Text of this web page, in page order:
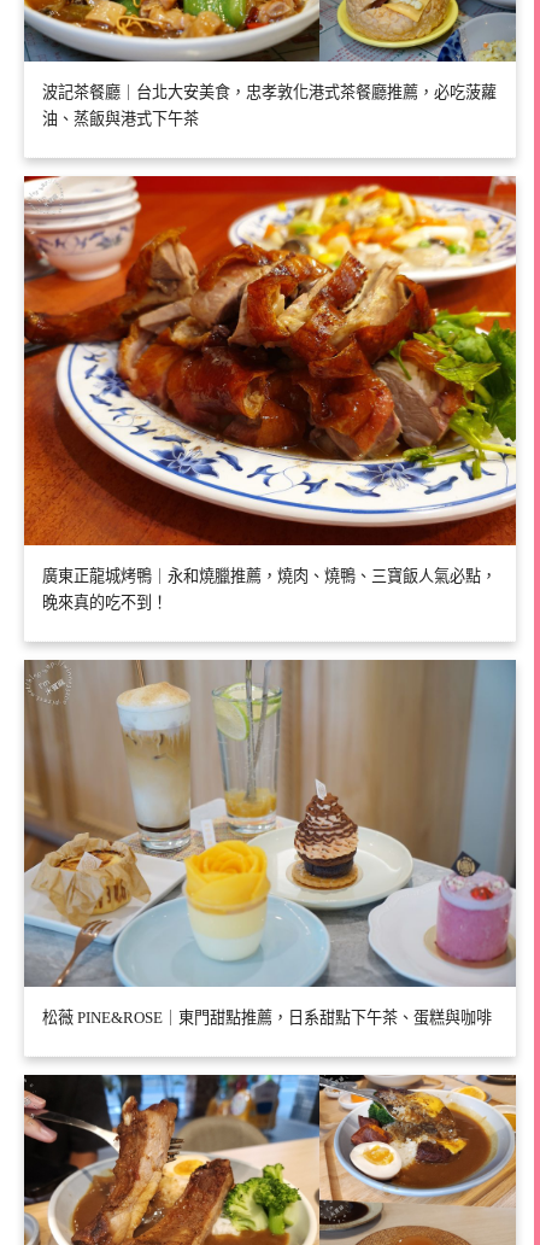
波記茶餐廳｜台北大安美食，忠孝敦化港式茶餐廳推薦，必吃菠蘿
油、蒸飯與港式下午茶
廣東正龍城烤鴨｜永和燒臘推薦，燒肉、燒鴨、三寶飯人氣必點，
晚來真的吃不到！
松薇 PINE&ROSE｜東門甜點推薦，日系甜點下午茶、蛋糕與咖啡